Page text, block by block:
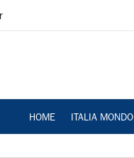
HOME ITALIA MONDO